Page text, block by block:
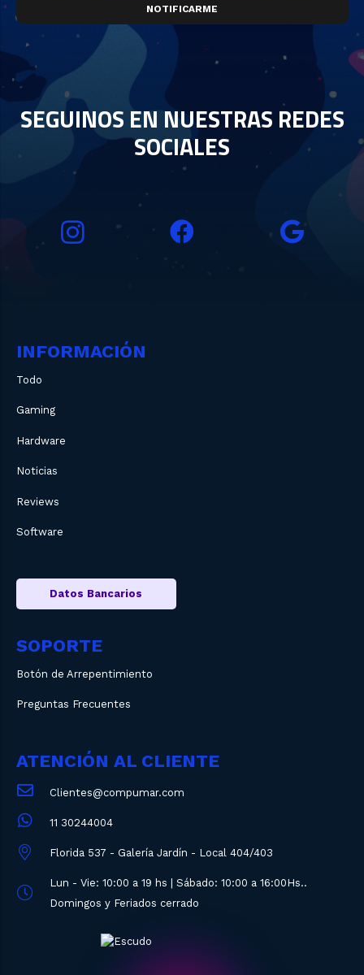
NOTIFICARME
SEGUINOS EN NUESTRAS REDES
SOCIALES
INFORMACIÓN
Todo
Gaming
Hardware
Noticias
Reviews
Software
Datos Bancarios
SOPORTE
Botón de Arrepentimiento
Preguntas Frecuentes
ATENCIÓN AL CLIENTE
Clientes@compumar.com
11 30244004
Florida 537 - Galería Jardín - Local 404/403
Lun - Vie: 10:00 a 19 hs | Sábado: 10:00 a 16:00Hs..
Domingos y Feriados cerrado